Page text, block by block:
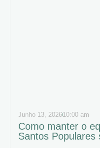
Junho 13, 202610:00 am
Como manter o
Santos Populares